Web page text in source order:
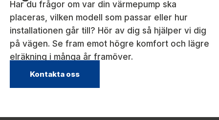
Har du frågor om var din värmepump ska
placeras, vilken modell som passar eller hur
installationen går till? Hör av dig så hjälper vi dig
på vägen. Se fram emot högre komfort och lägre
elräkning i många år framöver.
Kontakta oss